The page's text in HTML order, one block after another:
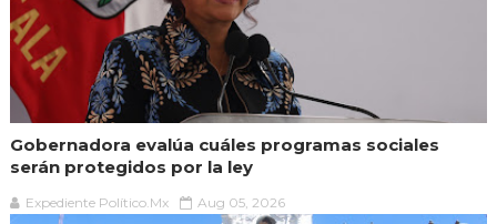
Gobernadora evalúa cuáles programas sociales
serán protegidos por la ley
Expediente Político.Mx Aug 05, 2026